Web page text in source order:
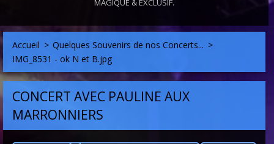
MAGIQUE & EXCLUSIF.
Accueil > Quelques Souvenirs de nos Concerts... >
IMG_8531 - ok N et B.jpg
CONCERT AVEC PAULINE AUX
MARRONNIERS